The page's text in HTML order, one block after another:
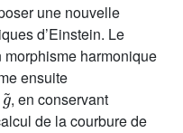
une nouvelle
d’Einstein. Le
harmonique
ensuite
g˜
, en conservant
de la courbure de